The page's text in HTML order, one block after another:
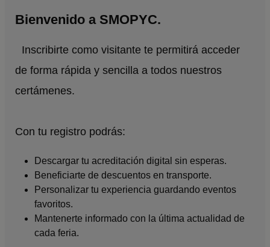
Bienvenido a SMOPYC.
Inscribirte como visitante te permitirá acceder
de forma rápida y sencilla a todos nuestros
certámenes.
Con tu registro podrás:
Descargar tu acreditación digital sin esperas.
Beneficiarte de descuentos en transporte.
Personalizar tu experiencia guardando eventos
favoritos.
Mantenerte informado con la última actualidad de
cada feria.